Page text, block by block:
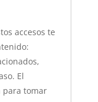
accesos te
El
para tomar